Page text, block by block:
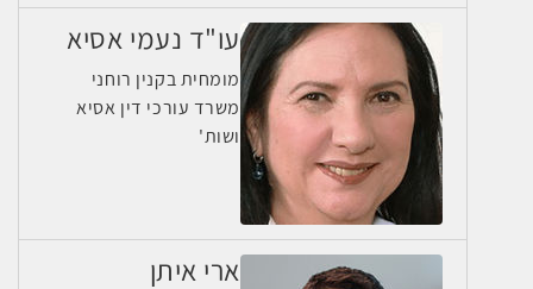
עו"ד נעמי אסיא
מומחית בקנין רוחני
משרד עורכי דין אסיא
ושות'
ארי איתן